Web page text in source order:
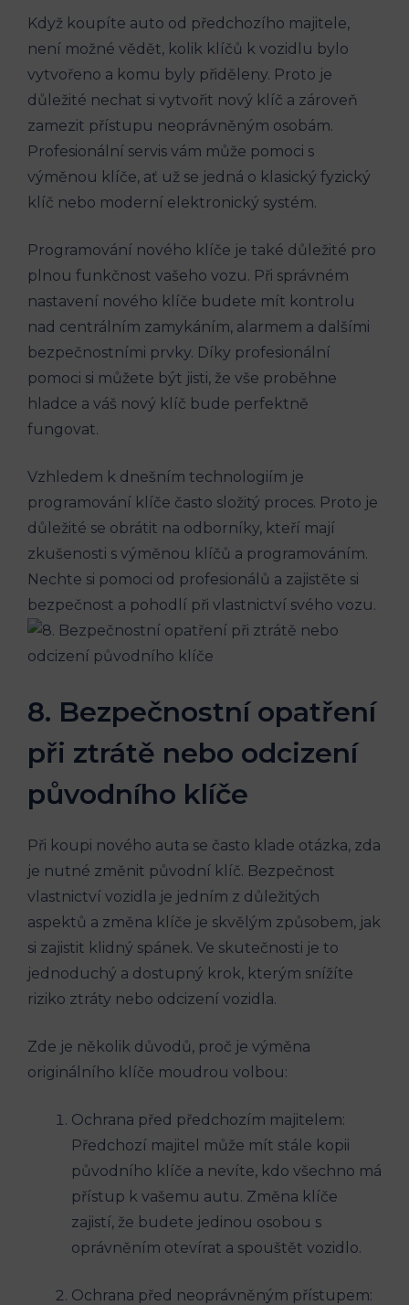
Když koupíte ‌auto ​od předchozího majitele,
není možné vědět, kolik​ klíčů⁤ k vozidlu⁤ bylo
⁣vytvořeno a komu byly přiděleny. ‍Proto je
důležité nechat si vytvořit nový​ klíč a zároveň
zamezit přístupu neoprávněným osobám.
Profesionální servis‌ vám může pomoci s
výměnou klíče, ať ⁢už se jedná o ‌klasický fyzický
klíč nebo moderní elektronický systém.
Programování nového klíče je také⁤ důležité pro
plnou‍ funkčnost vašeho⁣ vozu.‍ Při‌ správném
nastavení nového klíče budete mít kontrolu
nad centrálním zamykáním, alarmem ⁤a ⁤dalšími
bezpečnostními⁣ prvky.⁤ Díky profesionální
pomoci si můžete být ⁣jisti, že vše proběhne‍
hladce a ‍váš nový klíč bude perfektně
fungovat.
Vzhledem ‍k dnešním technologiím je
programování‍ klíče ​často ⁢složitý proces. Proto je
důležité ‍se obrátit⁢ na odborníky, kteří‍ mají⁤
zkušenosti s ​výměnou klíčů​ a programováním.
Nechte si pomoci od⁤ profesionálů a zajistěte si
bezpečnost⁤ a pohodlí při ‌vlastnictví svého vozu.
8. Bezpečnostní ​opatření
​při ztrátě nebo odcizení
původního‍ klíče
Při ​koupi​ nového auta se často ⁤klade otázka, zda
je‌ nutné změnit původní klíč. Bezpečnost​
vlastnictví vozidla je jedním z důležitých⁢
aspektů a změna⁣ klíče je skvělým způsobem, jak
si zajistit klidný spánek. Ve skutečnosti je to‍
jednoduchý⁣ a dostupný krok, kterým‍ snížíte
⁣riziko ​ztráty nebo ⁤odcizení vozidla.
Zde je ⁣několik​ důvodů, proč je výměna
originálního klíče moudrou ​volbou:
Ochrana před‌ předchozím majitelem:
⁢Předchozí majitel‍ může mít⁣ stále kopii
původního klíče⁤ a nevíte, kdo všechno má
přístup k vašemu autu. Změna​ klíče
zajistí, že budete jedinou osobou s
oprávněním otevírat ‍a‌ spouštět vozidlo.
Ochrana ⁢před neoprávněným přístupem: